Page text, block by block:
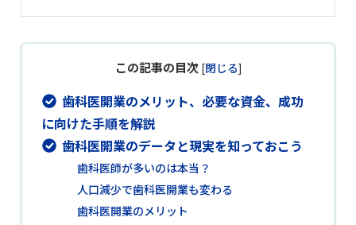
この記事の目次 [閉じる]
歯科医開業のメリット、必要な資金、成功
に向けた手順を解説
歯科医開業のデータと現実を知っておこう
歯科医師が多いのは本当？
人口減少で歯科医開業も変わる
歯科医開業のメリット